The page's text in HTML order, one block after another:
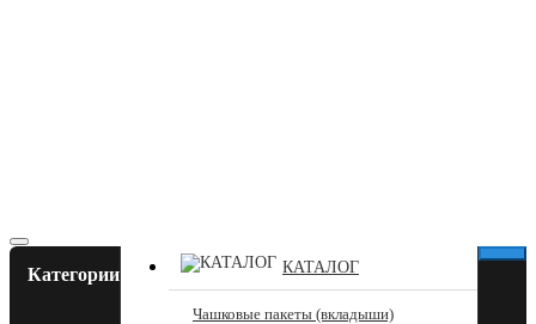
Категории КАТАЛОГ
Чашковые пакеты (вкладыши)